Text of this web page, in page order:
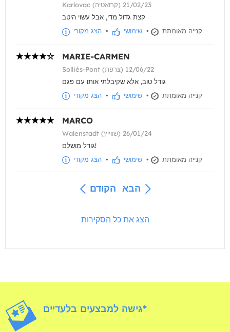
Karlovac (קרואטיה) 21/02/23
קצת גדול מדי, אבל עשוי היטב
הצג מקורי • שימושי • קנייה מאומתת
MARIE-CARMEN
Solliès-Pont (צרפת) 12/06/22
גודל טוב, אלא שקיבלתי אותו עם פגם
הצג מקורי • שימושי • קנייה מאומתת
MARCO
Walenstadt (שווייץ) 26/01/24
גודל מושלם!
הצג מקורי • שימושי • קנייה מאומתת
הקודם הבא
הצג את כל הסקירות
גישה למבצעים בלעדיים*